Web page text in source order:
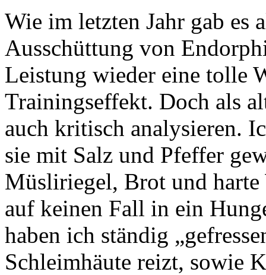
Wie im letzten Jahr gab es
Ausschüttung von
Leistung wieder eine tolle
Trainingseffekt. Doch als
auch kritisch analysieren.
sie mit Salz und Pfeffer
Müsliriegel, Brot und harte
auf keinen Fall in ein
haben ich ständig
Schleimhäute reizt, sowie